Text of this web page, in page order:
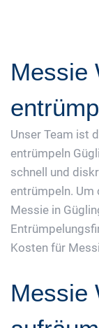
Messie
Unser Team ist
entrümpeln
schnell und
entrümpeln. Um
Messie in
Kosten für
Messie